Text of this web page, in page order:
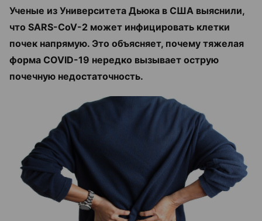
Ученые из Университета Дьюка в США выяснили,
что SARS-CoV-2 может инфицировать клетки
почек напрямую. Это объясняет, почему тяжелая
форма COVID-19 нередко вызывает острую
почечную недостаточность.